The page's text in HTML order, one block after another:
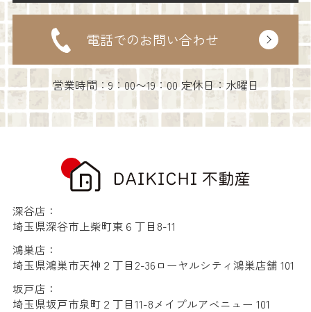
電話でのお問い合わせ
営業時間：9：00〜19：00 定休日：水曜日
深谷店：
埼玉県深谷市上柴町東６丁目8-11
鴻巣店：
埼玉県鴻巣市天神２丁目2-36ローヤルシティ鴻巣店舗 101
坂戸店：
埼玉県坂戸市泉町２丁目11-8メイプルアベニュー 101